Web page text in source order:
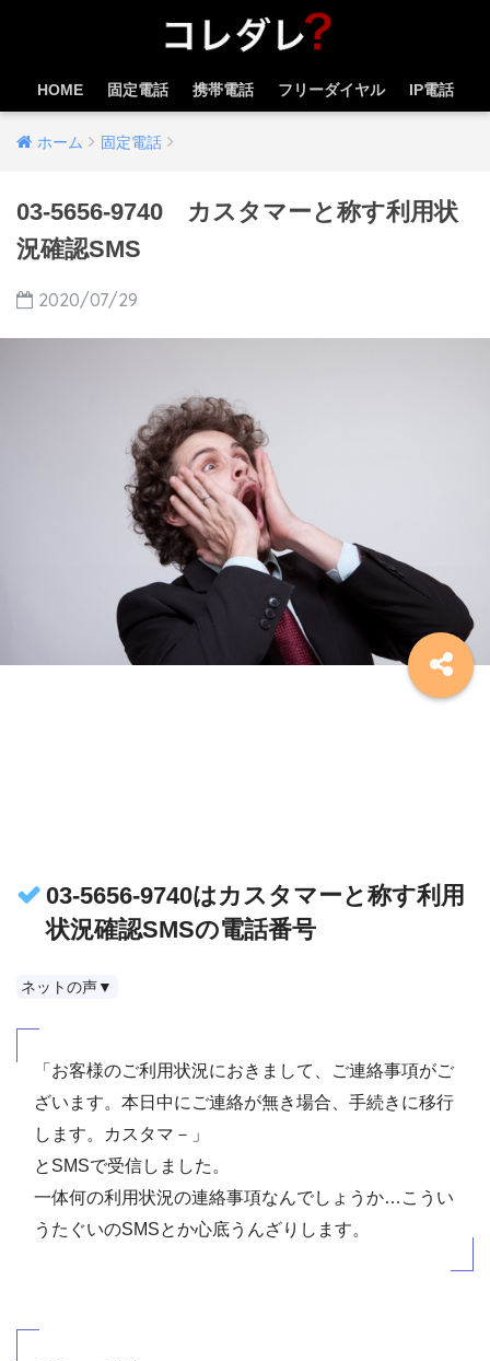
HOME 固定電話 携帯電話 フリーダイヤル IP電話
ホーム 固定電話
03-5656-9740 カスタマーと称す利用状
況確認SMS
2020/07/29
03-5656-9740はカスタマーと称す利用
状況確認SMSの電話番号
ネットの声▼
「お客様のご利用状況におきまして、ご連絡事項がご
ざいます。本日中にご連絡が無き場合、手続きに移行
します。カスタマ－」
とSMSで受信しました。
一体何の利用状況の連絡事項なんでしょうか…こうい
うたぐいのSMSとか心底うんざりします。